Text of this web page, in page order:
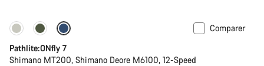
Comparer
Pathlite:ONfly 7
Shimano MT200, Shimano Deore M6100, 12-Speed